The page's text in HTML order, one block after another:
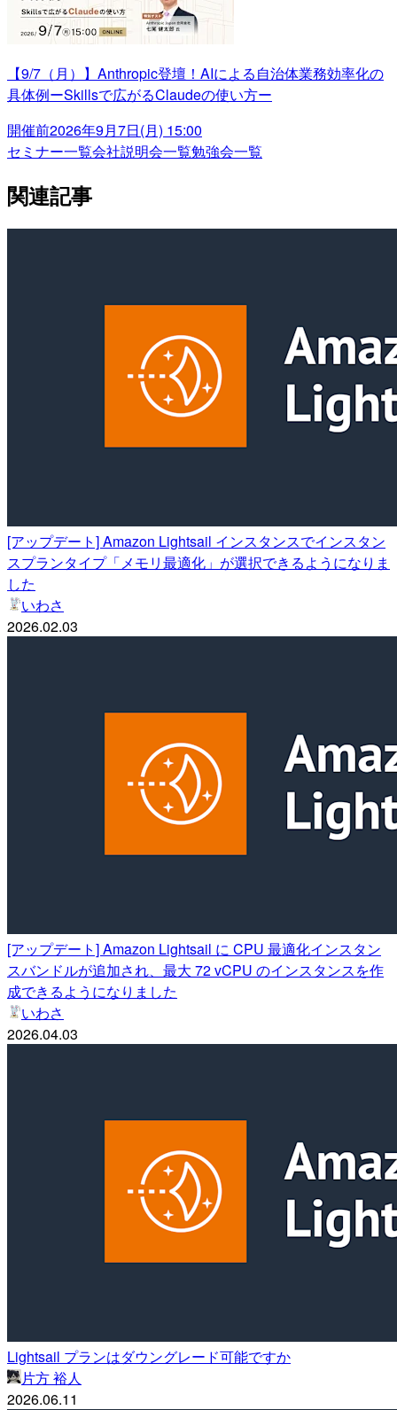
【9/7（月）】Anthropic登壇！AIによる自治体業務効率化の
具体例ーSkillsで広がるClaudeの使い方ー
開催前2026年9月7日(月) 15:00
セミナー一覧会社説明会一覧勉強会一覧
関連記事
[アップデート] Amazon Lightsail インスタンスでインスタン
スプランタイプ「メモリ最適化」が選択できるようになりま
した
いわさ
2026.02.03
[アップデート] Amazon Lightsail に CPU 最適化インスタン
スバンドルが追加され、最大 72 vCPU のインスタンスを作
成できるようになりました
いわさ
2026.04.03
Lightsail プランはダウングレード可能ですか
片方 裕人
2026.06.11